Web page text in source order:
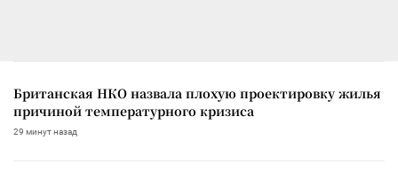
Британская НКО назвала плохую проектировку жилья
причиной температурного кризиса
29 минут назад